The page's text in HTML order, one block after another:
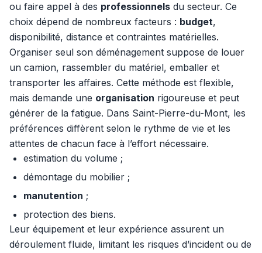
ou faire appel à des professionnels du secteur. Ce
choix dépend de nombreux facteurs : budget,
disponibilité, distance et contraintes matérielles.
Organiser seul son déménagement suppose de louer
un camion, rassembler du matériel, emballer et
transporter les affaires. Cette méthode est flexible,
mais demande une organisation rigoureuse et peut
générer de la fatigue. Dans Saint-Pierre-du-Mont, les
préférences diffèrent selon le rythme de vie et les
attentes de chacun face à l’effort nécessaire.
estimation du volume ;
démontage du mobilier ;
manutention ;
protection des biens.
Leur équipement et leur expérience assurent un
déroulement fluide, limitant les risques d’incident ou de